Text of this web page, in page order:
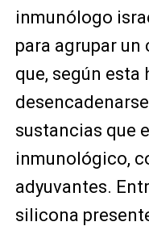
inmunólogo
para agrupar
que, según esta
sustancias que
inmunológico,
adyuvantes.
silicona